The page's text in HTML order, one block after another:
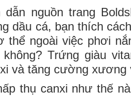
dẫn nguồn trang
dầu cá, bạn thích
thể ngoài việc phơi
Trứng giàu
và tăng cường xương
thụ canxi như thế